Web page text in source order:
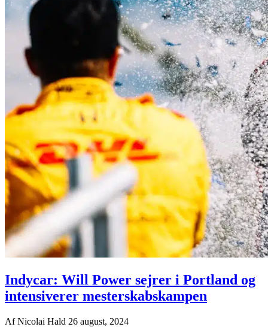
Indycar: Will Power sejrer i Portland og
intensiverer mesterskabskampen
AfNicolai Hald 26 august, 2024